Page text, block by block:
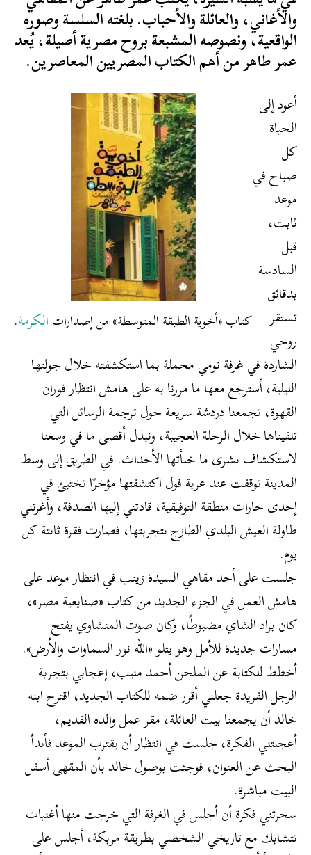
والأغاني، والعائلة والأحباب. بلغته السلسة وصوره
الواقعية، ونصوصه المشبعة بروح مصرية أصيلة، يُعد
عمر طاهر من أهم الكتاب المصريين المعاصرين.
كتاب «أخوية الطبقة المتوسطة» من إصداراتالكرمة.
أعود إلى
الحياة
كل
صباح في
موعد
ثابت،
قبل
السادسة
بدقائق
تستقر
روحي
الشاردة في غرفة نومي محملة بما استكشفته خلال جولتها
الليلية، أسترجع معها ما مررنا به على هامش انتظار فوران
القهوة، تجمعنا دردشة سريعة حول ترجمة الرسائل التي
تلقيناها خلال الرحلة العجيبة، ونبذل أقصى ما في وسعنا
لاستكشاف بشرى ما خبأتها الأحداث. في الطريق إلى وسط
المدينة توقفت عند عربة فول اكتشفتها مؤخرًا تختبئ في
إحدى حارات منطقة التوفيقية، قادتني إليها الصدفة، وأغرتني
طاولة العيش البلدي الطازج بتجربتها، فصارت فقرة ثابتة كل
يوم.
جلست على أحد مقاهي السيدة زينب في انتظار موعد على
هامش العمل في الجزء الجديد من كتاب «صنايعية مصر»،
كان براد الشاي مضبوطًا، وكان صوت المنشاوي يفتح
مسارات جديدة للأمل وهو يتلو «الله نور السماوات والأرض».
أخطط للكتابة عن الملحن أحمد منيب، إعجابي بتجربة
الرجل الفريدة جعلني أقرر ضمه للكتاب الجديد، اقترح ابنه
خالد أن يجمعنا بيت العائلة، مقر عمل والده القديم،
أعجبتني الفكرة، جلست في انتظار أن يقترب الموعد فأبدأ
البحث عن العنوان، فوجئت بوصول خالد بأن المقهى أسفل
البيت مباشرة.
سحرتني فكرة أن أجلس في الغرفة التي خرجت منها أغنيات
تتشابك مع تاريخي الشخصي بطريقة مربكة، أجلس على